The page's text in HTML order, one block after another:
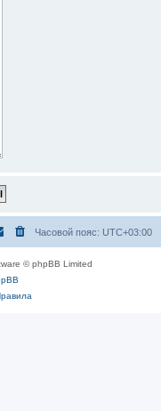
Часовой пояс: UTC+03:00
© phpBB Limited